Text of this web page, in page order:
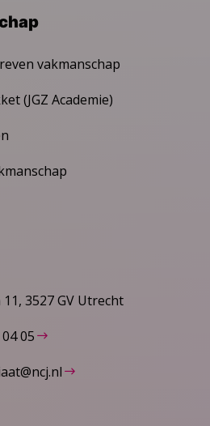
vakmanschap
(JGZ Academie)
3527 GV Utrecht
05